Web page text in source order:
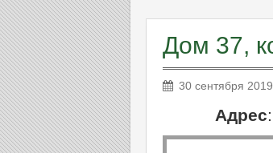
Дом 37,
30 сентября 2019
Адрес